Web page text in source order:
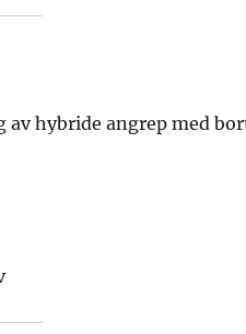
hybride angrep med